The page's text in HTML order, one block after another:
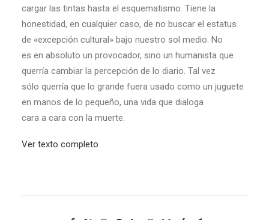
cargar las tintas hasta el esquematismo. Tiene la
honestidad, en cualquier caso, de no buscar el estatus
de «excepción cultural» bajo nuestro sol medio. No
es en absoluto un provocador, sino un humanista que
querría cambiar la percepción de lo diario. Tal vez
sólo querría que lo grande fuera usado como un juguete
en manos de lo pequeño, una vida que dialoga
cara a cara con la muerte.
Ver texto completo